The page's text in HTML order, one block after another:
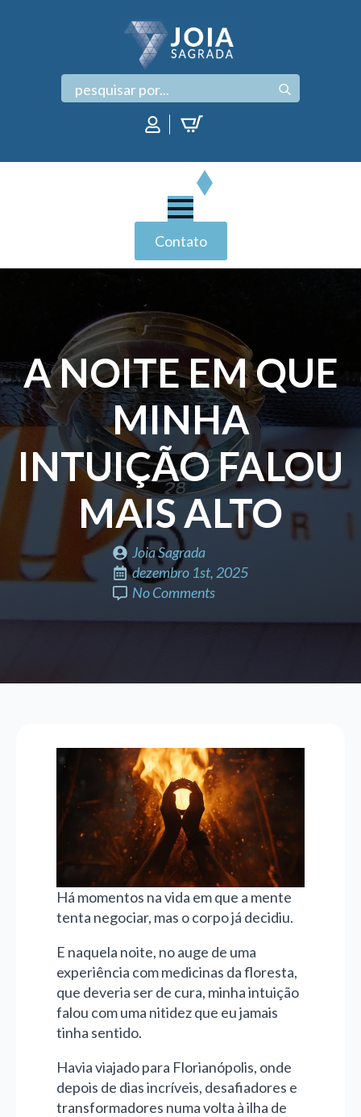
for:
Contato
A NOITE EM QUE
MINHA
INTUIÇÃO FALOU
MAIS ALTO
Joia Sagrada
dezembro 1st, 2025
No Comments
Há momentos na vida em que a mente
tenta negociar, mas o corpo já decidiu.
E naquela noite, no auge de uma
experiência com medicinas da floresta,
que deveria ser de cura, minha intuição
falou com uma nitidez que eu jamais
tinha sentido.
Havia viajado para Florianópolis, onde
depois de dias incríveis, desafiadores e
transformadores numa volta à ilha de